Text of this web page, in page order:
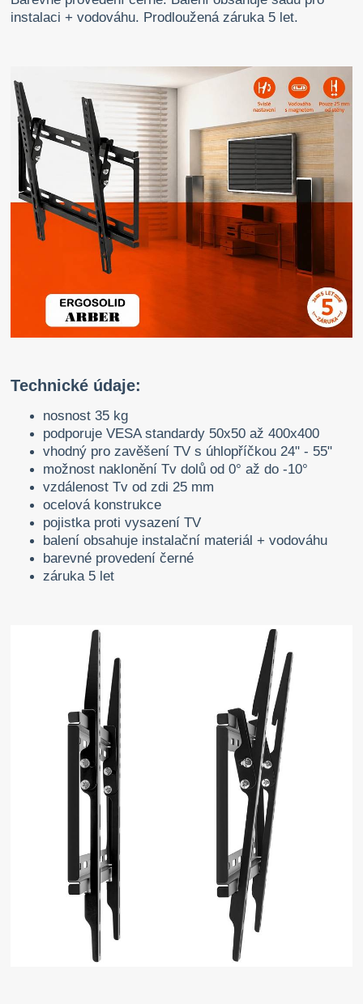
instalaci + vodováhu. Prodloužená záruka 5 let.
Technické údaje:
nosnost 35 kg
podporuje VESA standardy 50x50 až 400x400
vhodný pro zavěšení TV s úhlopříčkou 24" - 55"
možnost naklonění Tv dolů od 0° až do -10°
vzdálenost Tv od zdi 25 mm
ocelová konstrukce
pojistka proti vysazení TV
balení obsahuje instalační materiál + vodováhu
barevné provedení černé
záruka 5 let